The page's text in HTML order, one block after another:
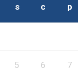
s c p
5 6 7